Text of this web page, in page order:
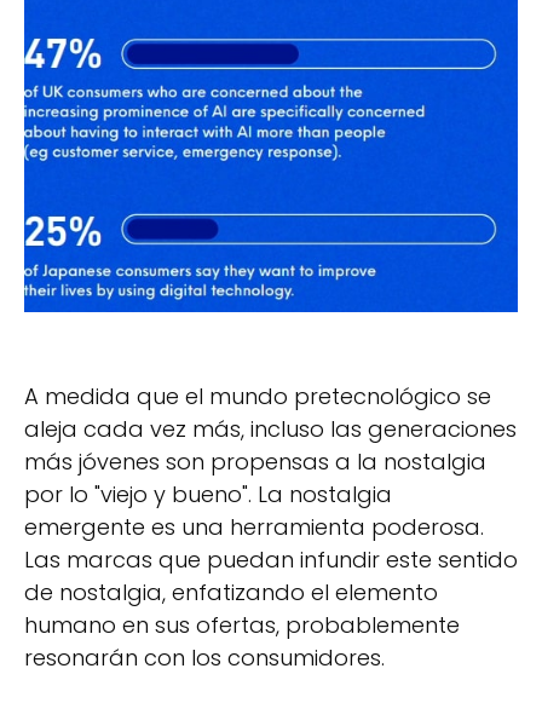
A medida que el mundo pretecnológico se
aleja cada vez más, incluso las generaciones
más jóvenes son propensas a la nostalgia
por lo "viejo y bueno". La nostalgia
emergente es una herramienta poderosa.
Las marcas que puedan infundir este sentido
de nostalgia, enfatizando el elemento
humano en sus ofertas, probablemente
resonarán con los consumidores.